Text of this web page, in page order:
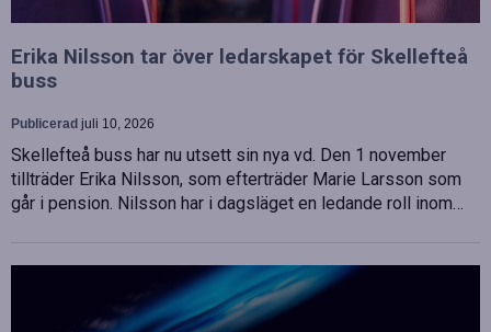
Erika Nilsson tar över ledarskapet för Skellefteå
buss
Publicerad juli 10, 2026
Skellefteå buss har nu utsett sin nya vd. Den 1 november
tillträder Erika Nilsson, som efterträder Marie Larsson som
går i pension. Nilsson har i dagsläget en ledande roll inom…